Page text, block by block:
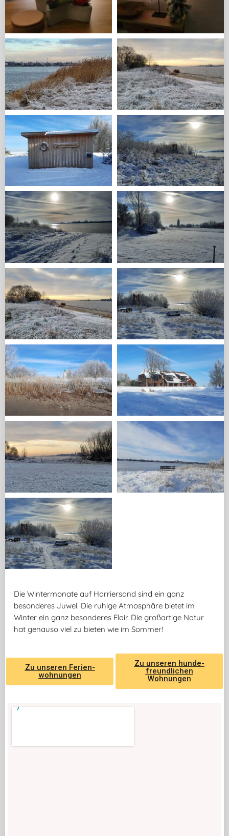
Die Wintermonate auf Harriersand sind ein ganz
besonderes Juwel. Die ruhige Atmosphäre bietet im
Winter ein ganz besonderes Flair. Die großartige Natur
hat genauso viel zu bieten wie im Sommer!
Zu unseren Ferien­
wohnungen
Zu unseren hunde­
freundlichen
Wohnungen